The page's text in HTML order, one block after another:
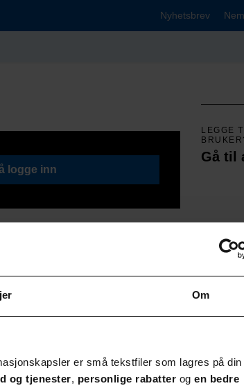
Om
er små tekstfiler som lagres på din
og tjenester, personlige rabatter og en bedre
Nyhetsbrev
logge inn
LEGGE
Gå til
Våre